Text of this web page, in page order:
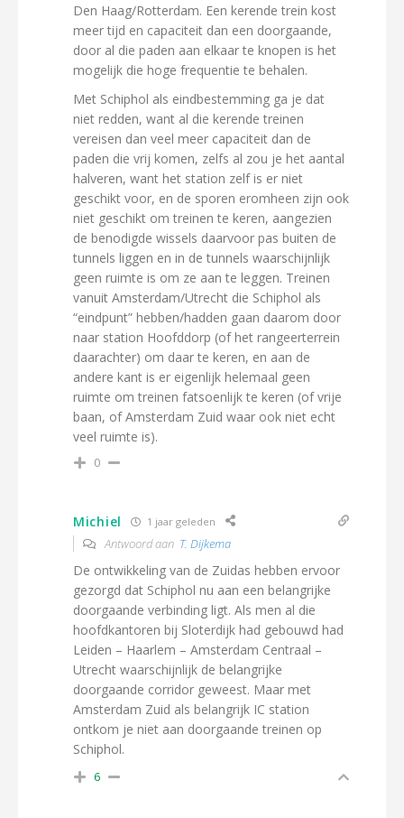
Den Haag/Rotterdam. Een kerende trein kost
meer tijd en capaciteit dan een doorgaande,
door al die paden aan elkaar te knopen is het
mogelijk die hoge frequentie te behalen.
Met Schiphol als eindbestemming ga je dat
niet redden, want al die kerende treinen
vereisen dan veel meer capaciteit dan de
paden die vrij komen, zelfs al zou je het aantal
halveren, want het station zelf is er niet
geschikt voor, en de sporen eromheen zijn ook
niet geschikt om treinen te keren, aangezien
de benodigde wissels daarvoor pas buiten de
tunnels liggen en in de tunnels waarschijnlijk
geen ruimte is om ze aan te leggen. Treinen
vanuit Amsterdam/Utrecht die Schiphol als
“eindpunt” hebben/hadden gaan daarom door
naar station Hoofddorp (of het rangeerterrein
daarachter) om daar te keren, en aan de
andere kant is er eigenlijk helemaal geen
ruimte om treinen fatsoenlijk te keren (of vrije
baan, of Amsterdam Zuid waar ook niet echt
veel ruimte is).
0
Michiel 1 jaar geleden
Antwoord aan T. Dijkema
De ontwikkeling van de Zuidas hebben ervoor
gezorgd dat Schiphol nu aan een belangrijke
doorgaande verbinding ligt. Als men al die
hoofdkantoren bij Sloterdijk had gebouwd had
Leiden – Haarlem – Amsterdam Centraal –
Utrecht waarschijnlijk de belangrijke
doorgaande corridor geweest. Maar met
Amsterdam Zuid als belangrijk IC station
ontkom je niet aan doorgaande treinen op
Schiphol.
6